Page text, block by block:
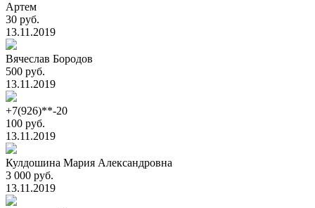
Артем
30 руб.
13.11.2019
Вячеслав Бородов
500 руб.
13.11.2019
+7(926)**-20
100 руб.
13.11.2019
Кулдошина Мария Александровна
3 000 руб.
13.11.2019